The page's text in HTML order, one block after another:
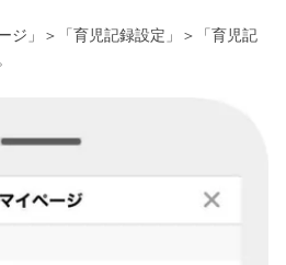
ジ」＞「育児記録設定」＞「育児記